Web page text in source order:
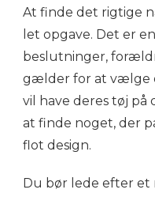
At finde det rigtige
let opgave. Det er
beslutninger,
gælder for at vælge
vil have deres tøj på
at finde noget, der
flot design.
Du bør lede efter et